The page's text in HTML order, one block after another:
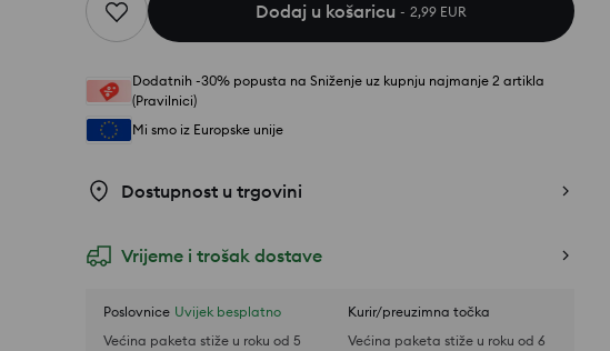
Dodaj u košaricu 2,99 EUR
Dodatnih -30% popusta na Sniženje uz kupnju najmanje 2 artikla
(Pravilnici)
Mi smo iz Europske unije
Dostupnost u trgovini
Vrijeme i trošak dostave
Poslovnice Uvijek besplatno
Većina paketa stiže u roku od 5
Kurir/preuzimna točka
Većina paketa stiže u roku od 6